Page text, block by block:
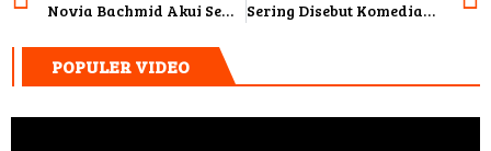
Novia Bachmid Akui Sempat Kebawa Kesal saat Netizen Kritik Single YA LLA Sering Disebut Komedian, Amanda Rigby: Tawarannya Emang Banyak Di Komedi
POPULER VIDEO